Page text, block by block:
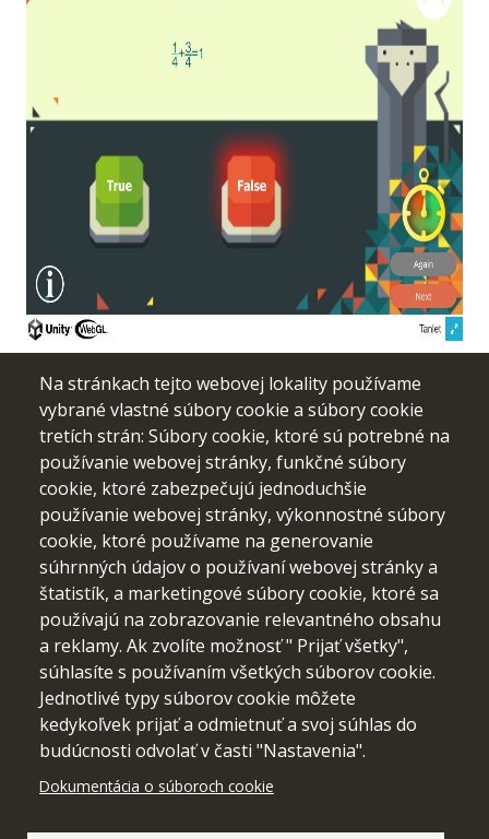
Financované Európskou úniou. Vyjadrené názory a postoje sú
názormi a vyhláseniami autora(-ov) a nemusia nevyhnutne
odrážať názory a stanoviská Európskej únie alebo Európskej
výkonnej agentúry pre vzdelávanie a kultúru (EACEA).
Európska únia ani EACEA za ne nepreberajú žiadnu
Na stránkach tejto webovej lokality používame
vybrané vlastné súbory cookie a súbory cookie
tretích strán: Súbory cookie, ktoré sú potrebné na
používanie webovej stránky, funkčné súbory
cookie, ktoré zabezpečujú jednoduchšie
používanie webovej stránky, výkonnostné súbory
cookie, ktoré používame na generovanie
súhrnných údajov o používaní webovej stránky a
štatistík, a marketingové súbory cookie, ktoré sa
používajú na zobrazovanie relevantného obsahu
a reklamy. Ak zvolíte možnosť " Prijať všetky",
súhlasíte s používaním všetkých súborov cookie.
Jednotlivé typy súborov cookie môžete
kedykoľvek prijať a odmietnuť a svoj súhlas do
budúcnosti odvolať v časti "Nastavenia".
Dokumentácia o súboroch cookie